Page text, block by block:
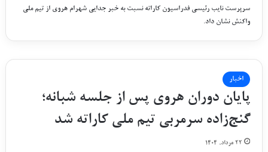
سرپرست نایب رئیسی فدراسیون کاراته نسبت به خبر جدایی شهرام هروی از تیم ملی
واکنش نشان داد.
اخبار
پایان دوران هروی پس از جلسه شبانه؛
گنج‌زاده سرمربی تیم ملی کاراته شد
۲۲ مرداد, ۱۴۰۴